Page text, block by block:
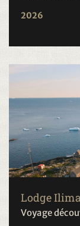
2026
Lodge
Voyage